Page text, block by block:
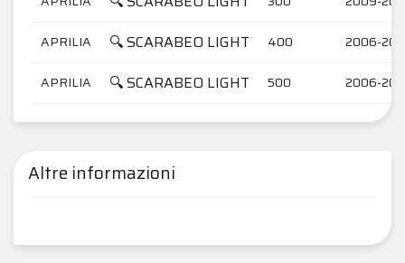
APRILIA 🔍 SCARABEO LIGHT 400 2006-
APRILIA 🔍 SCARABEO LIGHT 500 2006-
Altre informazioni